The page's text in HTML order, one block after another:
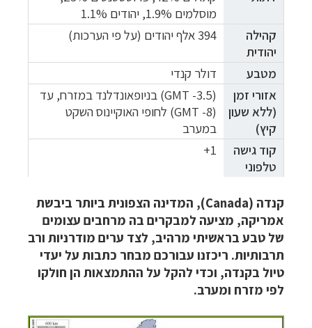
מוסלמים 1.9%, יהודים 1.1%
קהילה
יהודית
394 אלף יהודים (על פי הערכות)
מטבע
דולר קנדי
אזורי זמן
(ללא שעון
קיץ)
(GMT -3.5) בניופאונדלנד במזרח, עד
(GMT -8) לחופי האוקיינוס השקט
במערב
קוד גישה
טלפוני
1+
קנדה (Canada), המדינה הצפונית ביותר ביבשת
אמריקה, מציעה למבקרים בה מרחבים עצומים
של טבע בראשיתי מרהיב, לצד ערים מודרניות ורב
תרבותיות. ריכזנו עבורכם מבחר כתבות על יעדי
טיול בקנדה, וכדי להקל על ההתמצאות הן חולקו
לפי מזרח ומערב.